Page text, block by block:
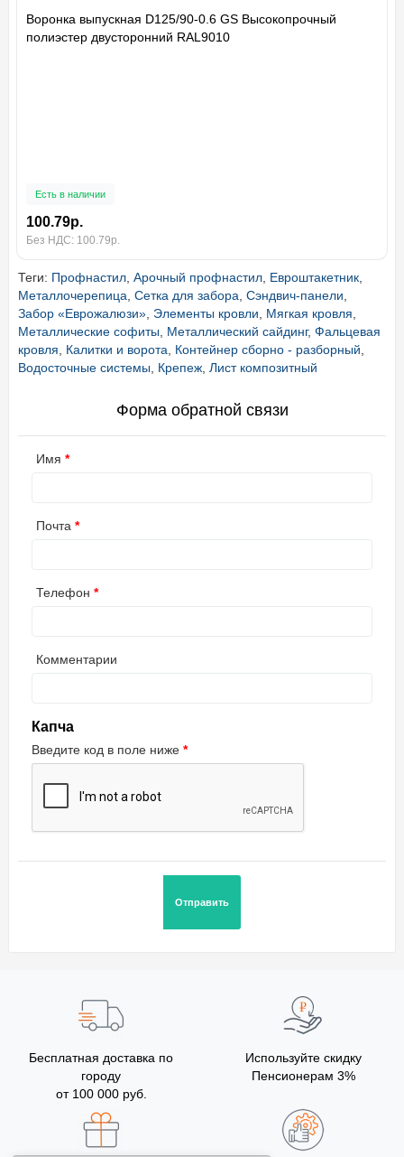
Воронка выпускная D125/90-0.6 GS Высокопрочный
полиэстер двусторонний RAL9010
Есть в наличии
100.79р.
Без НДС: 100.79р.
Теги: Профнастил, Арочный профнастил, Евроштакетник,
Металлочерепица, Сетка для забора, Сэндвич-панели,
Забор «Еврожалюзи», Элементы кровли, Мягкая кровля,
Металлические софиты, Металлический сайдинг, Фальцевая
кровля, Калитки и ворота, Контейнер сборно - разборный,
Водосточные системы, Крепеж, Лист композитный
Форма обратной связи
Имя
Почта
Телефон
Комментарии
Капча
Введите код в поле ниже
Бесплатная доставка по
городу
от 100 000 руб.
Используйте скидку
Пенсионерам 3%